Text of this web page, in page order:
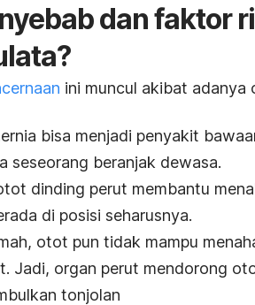
dan faktor
ini muncul akibat adanya
bisa menjadi penyakit
seseorang beranjak dewasa.
dinding perut membantu
di posisi seharusnya.
otot pun tidak mampu
Jadi, organ perut mendorong
tonjolan